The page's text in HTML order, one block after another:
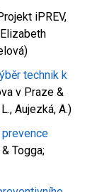
iPREV,
technik k
v Praze &
Aujezká, A.)
Togga;